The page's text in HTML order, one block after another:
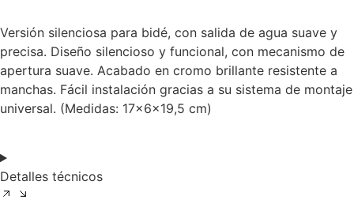
Versión silenciosa para bidé, con salida de agua suave y
precisa. Diseño silencioso y funcional, con mecanismo de
apertura suave. Acabado en cromo brillante resistente a
manchas. Fácil instalación gracias a su sistema de montaje
universal. (Medidas: 17x6x19,5 cm)
Detalles técnicos